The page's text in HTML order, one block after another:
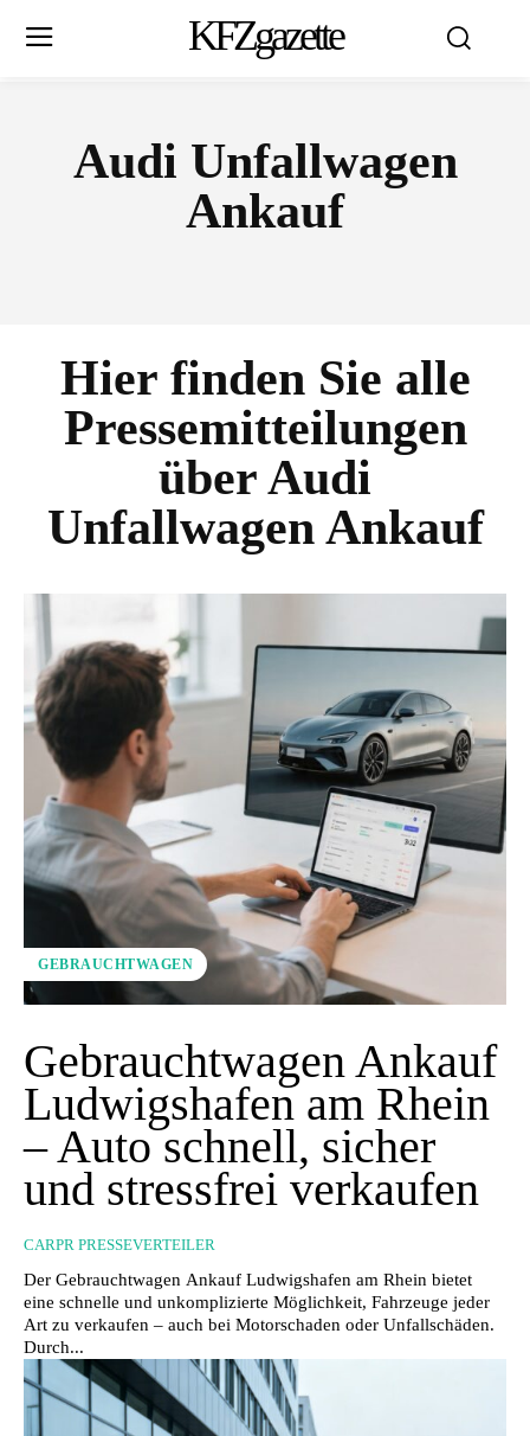
KFZgazette
Audi Unfallwagen
Ankauf
Hier finden Sie alle
Pressemitteilungen
überAudi
Unfallwagen Ankauf
GEBRAUCHTWAGEN
Gebrauchtwagen Ankauf
Ludwigshafen am Rhein
– Auto schnell, sicher
und stressfrei verkaufen
CARPR PRESSEVERTEILER
Der Gebrauchtwagen Ankauf Ludwigshafen am Rhein bietet
eine schnelle und unkomplizierte Möglichkeit, Fahrzeuge jeder
Art zu verkaufen – auch bei Motorschaden oder Unfallschäden.
Durch...